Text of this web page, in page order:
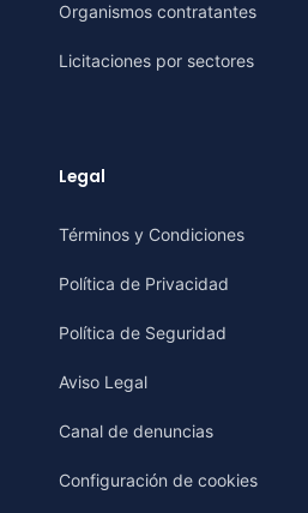
Organismos contratantes
Licitaciones por sectores
Legal
Términos y Condiciones
Política de Privacidad
Política de Seguridad
Aviso Legal
Canal de denuncias
Configuración de cookies